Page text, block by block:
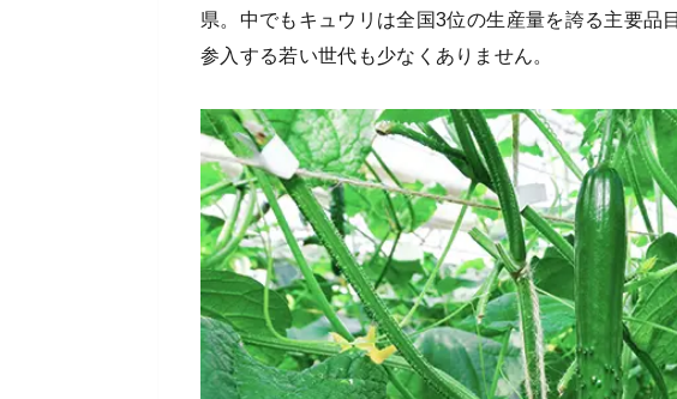
県。中でもキュウリは全国3位の生産量を誇る主要品
参入する若い世代も少なくありません。